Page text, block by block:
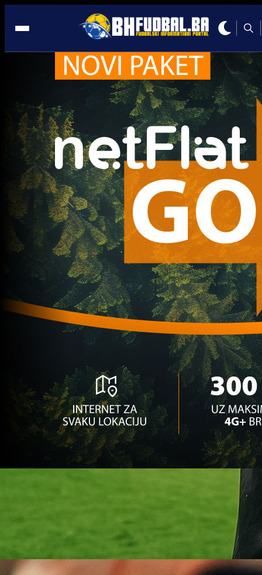
Stuttgart
A Selekcija
Demirović bi mogao napustiti Stuttgart: Za
reprezentativca BiH zainteresovana tri kluba!
1 sedmica 6 dan
A Selekcija
Demirović briljira u Bundesligi: 12. gol bh.
reprezentativca ove sezone!